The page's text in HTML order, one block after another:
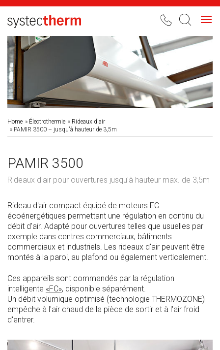
Home Électrothermie
Rideaux d'air
PAMIR 3500 – jusqu'à hauteur de 3,5m
PAMIR 3500
Rideaux d'air pour ouvertures jusqu'à hauteur max. de 3,5m
Rideau d'air compact équipé de moteurs EC
écoénergétiques permettant une régulation en continu du
débit d'air. Adapté pour ouvertures telles que usuelles par
exemple dans centres commerciaux, bâtiments
commerciaux et industriels. Les rideaux d'air peuvent être
montés à la paroi, au plafond ou également verticalement.
Ces appareils sont commandés par la régulation
intelligente «FC», disponible séparément.
Un débit volumique optimisé (technologie THERMOZONE)
empêche à l'air chaud de la pièce de sortir et à l'air froid
d'entrer.